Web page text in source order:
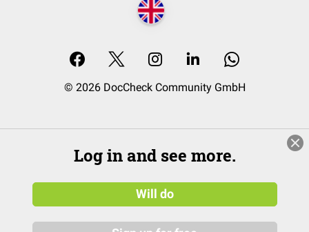
© 2026 DocCheck Community GmbH
Log in and see more.
Will do